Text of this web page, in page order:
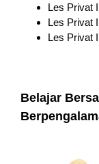
Les Privat
Les Privat
Les Privat
Belajar